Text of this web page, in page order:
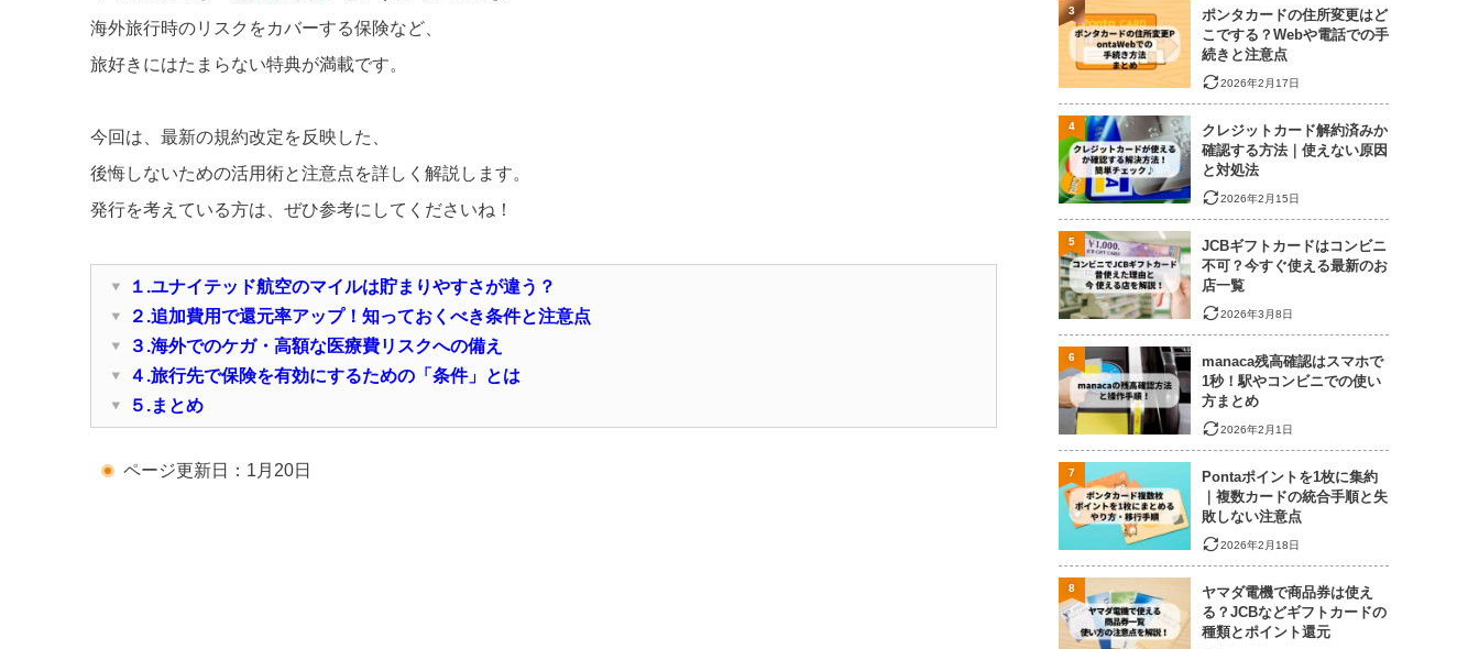
海外旅行時のリスクをカバーする保険など、
旅好きにはたまらない特典が満載です。
今回は、最新の規約改定を反映した、
後悔しないための活用術と注意点を詳しく解説します。
発行を考えている方は、ぜひ参考にしてくださいね！
１.ユナイテッド航空のマイルは貯まりやすさが違う？
２.追加費用で還元率アップ！知っておくべき条件と注意点
３.海外でのケガ・高額な医療費リスクへの備え
４.旅行先で保険を有効にするための「条件」とは
５.まとめ
ページ更新日：1月20日
ポンタカードの住所変更はど
こでする？Webや電話での手
続きと注意点
2026年2月17日
3
クレジットカード解約済みか
確認する方法｜使えない原因
と対処法
2026年2月15日
4
JCBギフトカードはコンビニ
不可？今すぐ使える最新のお
店一覧
2026年3月8日
5
manaca残高確認はスマホで
1秒！駅やコンビニでの使い
方まとめ
2026年2月1日
6
Pontaポイントを1枚に集約
｜複数カードの統合手順と失
敗しない注意点
2026年2月18日
7
ヤマダ電機で商品券は使え
る？JCBなどギフトカードの
種類とポイント還元
8